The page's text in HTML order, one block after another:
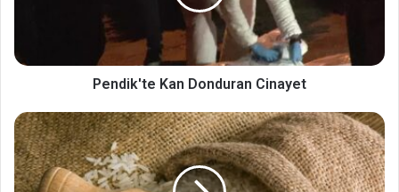
Pendik'te Kan Donduran Cinayet